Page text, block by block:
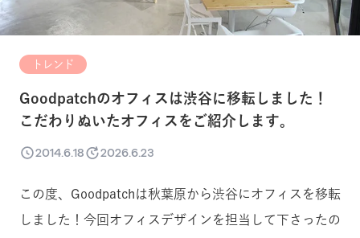
トレンド
Goodpatchのオフィスは渋谷に移転しました！
こだわりぬいたオフィスをご紹介します。
2014.6.18 2026.6.23
この度、Goodpatchは秋葉原から渋谷にオフィスを移転
しました！今回オフィスデザインを担当して下さったの